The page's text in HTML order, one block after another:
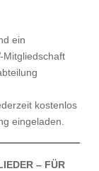
ein
Mitgliedschaft
kostenlos
eingeladen.
– FÜR